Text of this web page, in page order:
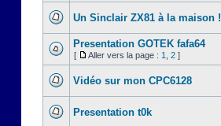
Un Sinclair ZX81 à la maison !
Presentation GOTEK fafa64
[ Aller vers la page : 1 2 ]
Vidéo sur mon CPC6128
Presentation t0k